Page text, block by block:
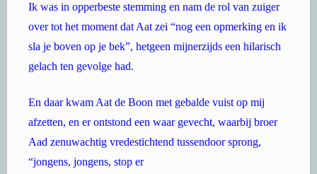
Ik was in opperbeste stemming en nam de rol van zuiger
over tot het moment dat Aat zei “nog een opmerking en ik
sla je boven op je bek”, hetgeen mijnerzijds een hilarisch
gelach ten gevolge had.
En daar kwam Aat de Boon met gebalde vuist op mij
afzetten, en er ontstond een waar gevecht, waarbij broer
Aad zenuwachtig vredestichtend tussendoor sprong,
“jongens, jongens, stop er